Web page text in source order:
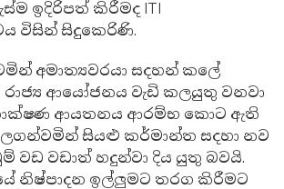
ඉදිරිපත් කිරීමද ITI
විසින් සිදුකෙරිණි.
අමාත්‍යවරයා සදහන් කලේ
රාජ්‍ය ආයෝජනය වැඩි කලයුතු වනවා
ආයතනය ආරම්භ කොට ඇති
සියළු කර්මාන්ත සදහා නව
වඩ වඩාත් හදුන්වා දිය යුතු බවයි.
නිෂ්පාදන ඉල්ලුමට තරග කිරීමට